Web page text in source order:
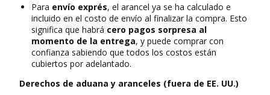
Para envío exprés, el arancel ya se ha calculado e
incluido en el costo de envío al finalizar la compra. Esto
significa que habrá cero pagos sorpresa al
momento de la entrega, y puede comprar con
confianza sabiendo que todos los costos están
cubiertos por adelantado.
Derechos de aduana y aranceles (fuera de EE. UU.)